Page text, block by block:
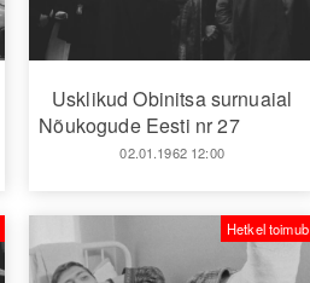
Usklikud Obinitsa surnuaial
Nõukogude Eesti nr 27
02.01.1962 12:00
Hetkel toimub